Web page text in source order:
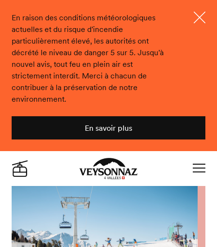
En raison des conditions météorologiques
actuelles et du risque d'incendie
particulièrement élevé, les autorités ont
décrété le niveau de danger 5 sur 5. Jusqu'à
nouvel avis, tout feu en plein air est
strictement interdit. Merci à chacun de
contribuer à la préservation de notre
environnement.
En savoir plus
Veysonnaz
Live